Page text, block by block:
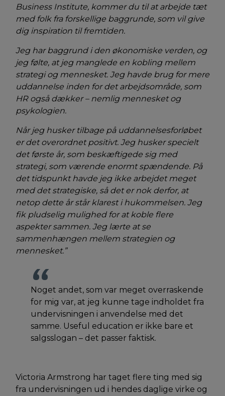
Business Institute, kommer du til at arbejde tæt
med folk fra forskellige baggrunde, som vil give
dig inspiration til fremtiden.
Jeg har baggrund i den økonomiske verden, og
jeg følte, at jeg manglede en kobling mellem
strategi og mennesket. Jeg havde brug for mere
uddannelse inden for det arbejdsområde, som
HR også dækker – nemlig mennesket og
psykologien.
Når jeg husker tilbage på uddannelsesforløbet
er det overordnet positivt. Jeg husker specielt
det første år, som beskæftigede sig med
strategi, som værende enormt spændende. På
det tidspunkt havde jeg ikke arbejdet meget
med det strategiske, så det er nok derfor, at
netop dette år står klarest i hukommelsen. Jeg
fik pludselig mulighed for at koble flere
aspekter sammen. Jeg lærte at se
sammenhængen mellem strategien og
mennesket.”
Noget andet, som var meget overraskende
for mig var, at jeg kunne tage indholdet fra
undervisningen i anvendelse med det
samme. Useful education er ikke bare et
salgsslogan – det passer faktisk.
Victoria Armstrong har taget flere ting med sig
fra undervisningen ud i hendes daglige virke og